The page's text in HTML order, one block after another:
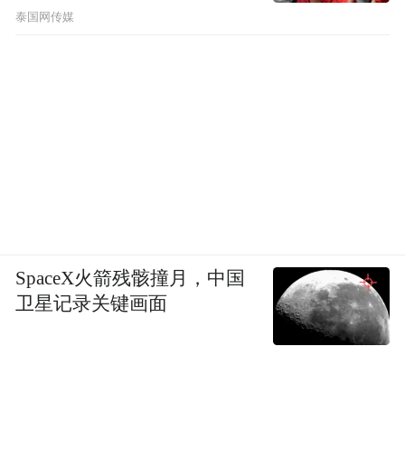
节公布了
泰国网传媒
SpaceX火箭残骸撞月，中国
卫星记录关键画面